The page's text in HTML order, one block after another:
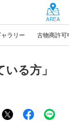
AREA
ラリー 古物商許可
る方」